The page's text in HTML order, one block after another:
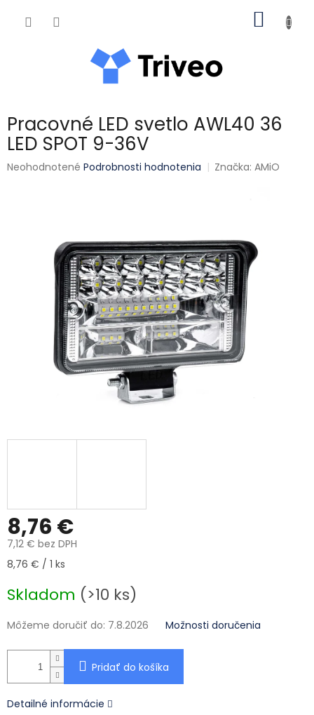
Pracovné LED svetlo AWL40 36
LED SPOT 9-36V
Priemerné hodnotenie produktu je 0,0 z 5 hviezdičiek.
Neohodnotené Podrobnosti hodnotenia Značka:AMiO
8,76 €
7,12 € bez DPH
Jednotková cena:
8,76 € / 1 ks
Skladom (>10 ks)
Môžeme doručiť do: 7.8.2026 Možnosti doručenia
Pridať do košíka
Detailné informácie